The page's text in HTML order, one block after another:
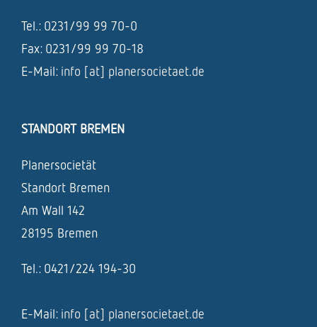
Tel.: 0231/99 99 70-0
Fax: 0231/99 99 70-18
E-Mail: info [at] planersocietaet.de
STANDORT BREMEN
Planersocietät
Standort Bremen
Am Wall 142
28195 Bremen
Tel.: 0421/224 194-30
E-Mail: info [at] planersocietaet.de